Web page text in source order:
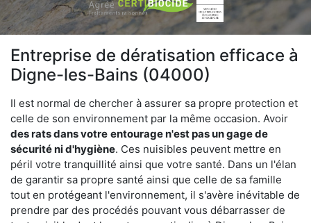
Entreprise de dératisation efficace à
Digne-les-Bains (04000)
Il est normal de chercher à assurer sa propre protection et
celle de son environnement par la même occasion. Avoir
des rats dans votre entourage n'est pas un gage de
sécurité ni d'hygiène. Ces nuisibles peuvent mettre en
péril votre tranquillité ainsi que votre santé. Dans un l'élan
de garantir sa propre santé ainsi que celle de sa famille
tout en protégeant l'environnement, il s'avère inévitable de
prendre par des procédés pouvant vous débarrasser de